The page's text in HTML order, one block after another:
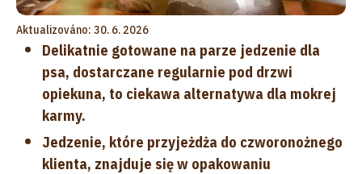
Aktualizováno: 30. 6. 2026
Delikatnie gotowane na parze jedzenie dla
psa, dostarczane regularnie pod drzwi
opiekuna, to ciekawa alternatywa dla mokrej
karmy.
Jedzenie, które przyjeżdża do czworonożnego
klienta, znajduje się w opakowaniu